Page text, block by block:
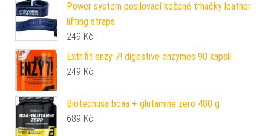
Power system posilovací kožené trhačky leather
lifting straps
249 Kč
Extrifit enzy 7! digestive enzymes 90 kapslí
249 Kč
Biotechusa bcaa + glutamine zero 480 g
689 Kč